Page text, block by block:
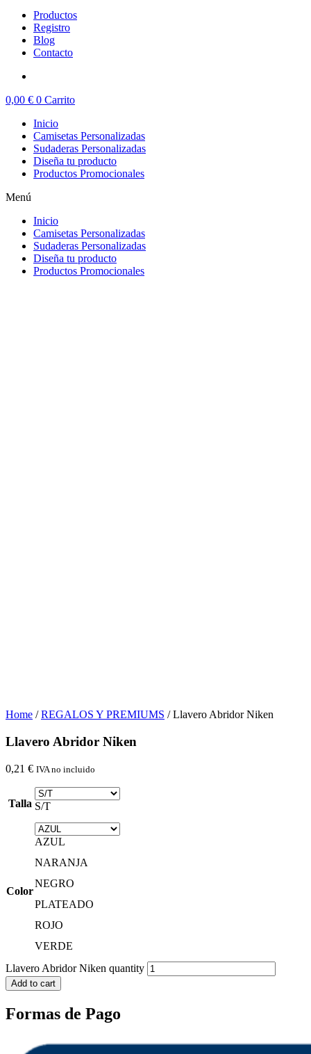
Productos
Registro
Blog
Contacto
0,00 € 0 Carrito
Inicio
Camisetas Personalizadas
Sudaderas Personalizadas
Diseña tu producto
Productos Promocionales
Menú
Inicio
Camisetas Personalizadas
Sudaderas Personalizadas
Diseña tu producto
Productos Promocionales
Home /REGALOS Y PREMIUMS / Llavero Abridor Niken
Llavero Abridor Niken
0,21 € IVA no incluido
Talla S/T
Color
AZUL
NARANJA
NEGRO
PLATEADO
ROJO
VERDE
Llavero Abridor Niken quantity
Add to cart
Formas de Pago